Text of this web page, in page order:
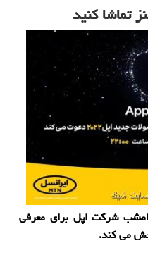
شرکت اپل برای معرفی